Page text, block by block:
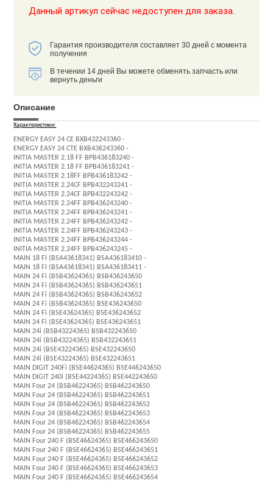
Данный артикул сейчас недоступен для заказа.
Гарантия производителя составляет 30 дней с момента
получения
В течении 14 дней Вы можете обменять запчасть или
вернуть деньги
Описание
Характеристики:
ENERGY EASY 24 CE BXB432243360 -
ENERGY EASY 24 CTE BXB436243360 -
INITIA MASTER 2.18 FF BPB436183240 -
INITIA MASTER 2.18 FF BPB436183241 -
INITIA MASTER 2.18FF BPB436183242 -
INITIA MASTER 2.24CF BPB432243241 -
INITIA MASTER 2.24CF BPB432243242 -
INITIA MASTER 2.24FF BPB436243240 -
INITIA MASTER 2.24FF BPB436243241 -
INITIA MASTER 2.24FF BPB436243242 -
INITIA MASTER 2.24FF BPB436243243 -
INITIA MASTER 2.24FF BPB436243244 -
INITIA MASTER 2.24FF BPB436243245 -
MAIN 18 FI (BSA43618341) BSA436183410 -
MAIN 18 FI (BSA43618341) BSA436183411 -
MAIN 24 Fi (BSB43624365) BSB436243650
MAIN 24 Fi (BSB43624365) BSB436243651
MAIN 24 Fi (BSB43624365) BSB436243652
MAIN 24 Fi (BSB43624365) BSE436243650
MAIN 24 Fi (BSE43624365) BSE436243652
MAIN 24 Fi (BSE43624365) BSE436243651
MAIN 24i (BSB43224365) BSB432243650
MAIN 24i (BSB43224365) BSB432243651
MAIN 24i (BSE43224365) BSE432243650
MAIN 24i (BSE43224365) BSE432243651
MAIN DIGIT 240Fi (BSE44624365) BSE446243650
MAIN DIGIT 240i (BSE44224365) BSE442243650
MAIN Four 24 (BSB46224365) BSB462243650
MAIN Four 24 (BSB46224365) BSB462243651
MAIN Four 24 (BSB46224365) BSB462243652
MAIN Four 24 (BSB46224365) BSB462243653
MAIN Four 24 (BSB46224365) BSB462243654
MAIN Four 24 (BSB46224365) BSB462243655
MAIN Four 240 F (BSE46624365) BSE466243650
MAIN Four 240 F (BSE46624365) BSE466243651
MAIN Four 240 F (BSE46624365) BSE466243652
MAIN Four 240 F (BSE46624365) BSE466243653
MAIN Four 240 F (BSE46624365) BSE466243654